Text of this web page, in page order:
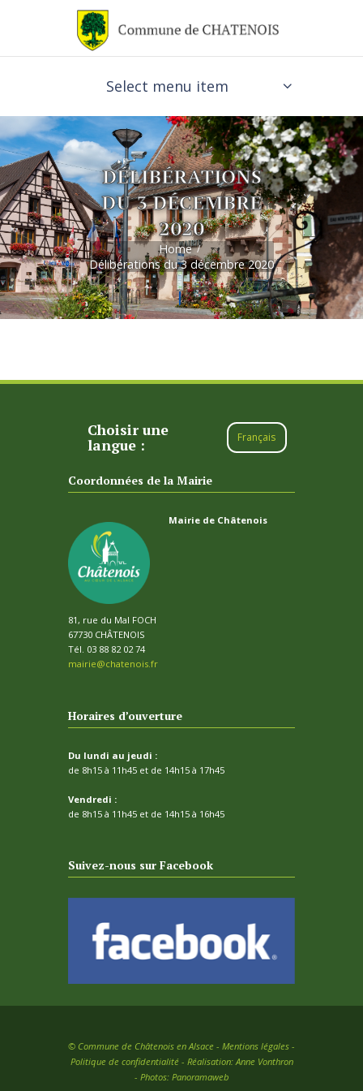
Select menu item
DÉLIBÉRATIONS
DU 3 DÉCEMBRE
2020
Home
Délibérations du 3 décembre 2020
Choisir une
langue :
Français
Coordonnées de la Mairie
Mairie de Châtenois
81, rue du Mal FOCH
67730 CHÂTENOIS
Tél. 03 88 82 02 74
mairie@chatenois.fr
Horaires d’ouverture
Du lundi au jeudi :
de 8h15 à 11h45 et de 14h15 à 17h45
Vendredi :
de 8h15 à 11h45 et de 14h15 à 16h45
Suivez-nous sur Facebook
© Commune de Châtenois en Alsace - Mentions légales -
Politique de confidentialité - Réalisation: Anne Vonthron
- Photos: Panoramaweb